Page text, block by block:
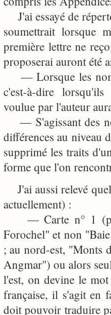
J'ai essayé de
soumettrait lorsque
première lettre ne
proposerai auront été
— Lorsque les
c'est-à-dire
voulue par l'auteur
— S'agissant des
différences au niveau
supprimé les traits
forme que l'on
J'ai aussi relevé
actuellement) :
— Carte n° 1
Forochel" et non
; au nord-est, "Monts
Angmar") ou alors
l'est, on devine le
française, il s'agit en
doit pouvoir traduire